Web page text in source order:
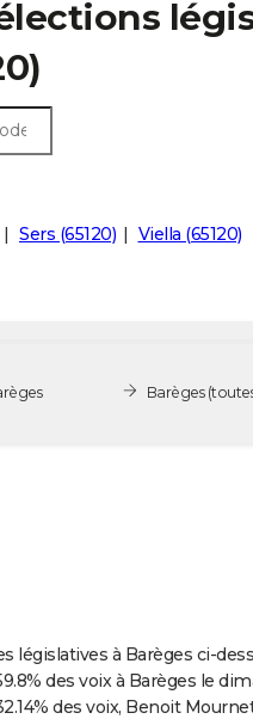
Sers (65120) Viella (65120)
Barèges
législatives à Barèges ci-
des voix à Barèges le
des voix, Benoit